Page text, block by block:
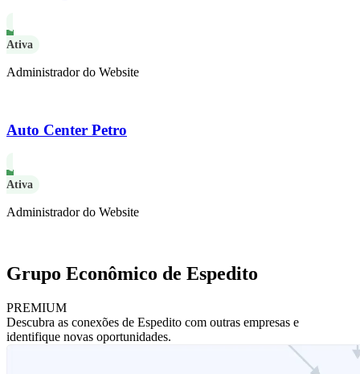
Ativa
Administrador do Website
Auto Center Petro
Ativa
Administrador do Website
Grupo Econômico de Espedito
PREMIUM
Descubra as conexões de Espedito com outras empresas e
identifique novas oportunidades.